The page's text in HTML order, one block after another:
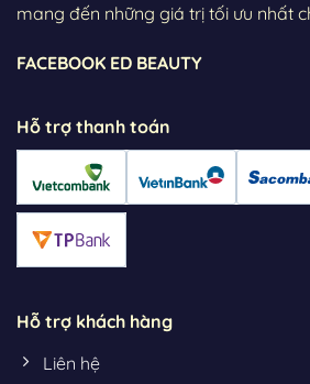
Hỗ trợ khách hàng
Liên hệ
mang đến những giá trị tối ưu nhất
FACEBOOK ED BEAUTY
Hỗ trợ thanh toán